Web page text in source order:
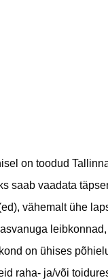
on toodud
saab vaadata
vähemalt ühe
on ühises
raha- ja/või